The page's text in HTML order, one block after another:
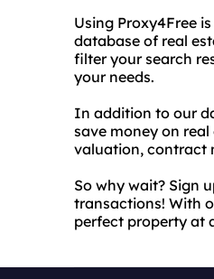
Using Proxy4Free
database of real
filter your search
your needs.
In addition to our
save money on
valuation, contract
So why wait? Sign
transactions! With
perfect property at